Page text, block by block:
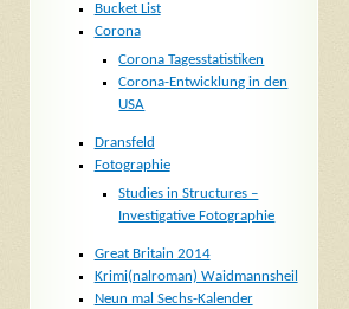
Bucket List
Corona
Corona Tagesstatistiken
Corona-Entwicklung in den
USA
Dransfeld
Fotographie
Studies in Structures –
Investigative Fotographie
Great Britain 2014
Krimi(nalroman) Waidmannsheil
Neun mal Sechs-Kalender